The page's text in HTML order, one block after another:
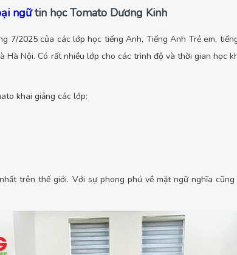
ngữtin học Tomato Dương Kinh
7/2025 của các lớp học tiếng Anh, Tiếng Anh Trẻ em,
Hà Nội. Có rất nhiều lớp cho các trình độ và thời gian
khai giảng các lớp:
trên thế giới. Với sự phong phú về mặt ngữ nghĩa